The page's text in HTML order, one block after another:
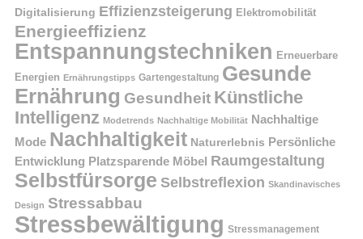
Digitalisierung Effizienzsteigerung Elektromobilität
Energieeffizienz
Entspannungstechniken Erneuerbare
Energien Ernährungstipps Gartengestaltung Gesunde
Ernährung Gesundheit Künstliche
Intelligenz Modetrends Nachhaltige Mobilität Nachhaltige
Mode Nachhaltigkeit Naturerlebnis Persönliche
Entwicklung Platzsparende Möbel Raumgestaltung
Selbstfürsorge Selbstreflexion Skandinavisches
Design Stressabbau
Stressbewältigung Stressmanagement